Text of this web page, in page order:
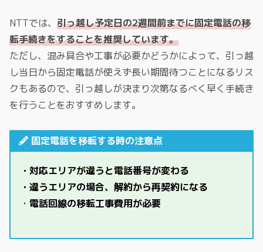
NTTでは、 引っ越し予定日の2週間前までに固定電話の移
転手続きをすることを推奨しています。
ただし、混み具合や工事が必要かどうかによって、引っ越
し当日から固定電話が使えず長い期間待つことになるリス
クもあるので、引っ越しが決まり次第なるべく早く手続き
を行うことをおすすめします。
固定電話を移転する時の注意点
・対応エリアが違うと電話番号が変わる
・違うエリアの場合、解約から再契約になる
・ 電話回線の移転工事費用が必要